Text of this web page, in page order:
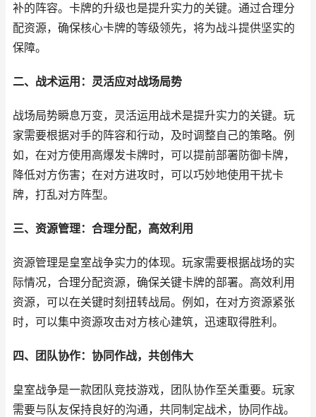
补的阵容。卡牌的升级也是提升实力的关键。通过合理分
配资源，确保核心卡牌的等级领先，将为战斗提供坚实的
保障。
二、战术运用：灵活应对战场局势
战场局势瞬息万变，灵活运用战术是提升实力的关键。玩
家需要根据对手的阵容和行动，及时调整自己的策略。例
如，在对方使用高爆发卡牌时，可以提前部署防御卡牌，
降低对方伤害；在对方进攻时，可以巧妙地使用干扰卡
牌，打乱对方阵型。
三、资源管理：合理分配，高效利用
资源管理是皇室战争实力的体现。玩家需要根据战场的实
际情况，合理分配资源，确保关键卡牌的部署。高效利用
资源，可以在关键时刻扭转战局。例如，在对方资源紧张
时，可以集中资源攻击对方核心建筑，迅速取得胜利。
四、团队协作：协同作战，共创伟大
皇室战争是一款团队竞技游戏，团队协作至关重要。玩家
需要与队友保持良好的沟通，共同制定战术，协同作战。